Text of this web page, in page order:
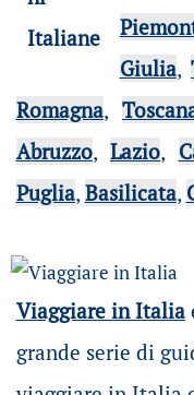
Giulia,
Romagna,
Abruzzo,Lazio,
Puglia, Basilicata,
Viaggiare in Italia
grande serie di